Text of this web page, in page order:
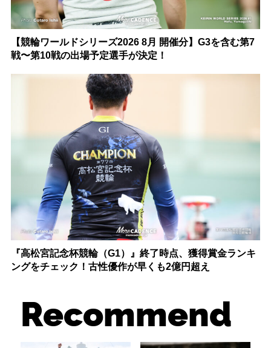
【競輪ワールドシリーズ2026 8月 開催分】G3を含む第7
戦〜第10戦の出場予定選手が決定！
『高松宮記念杯競輪（G1）』終了時点、獲得賞金ランキ
ングをチェック！古性優作が早くも2億円超え
Recommend